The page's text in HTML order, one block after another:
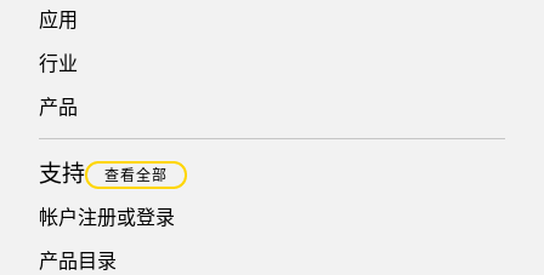
应用
行业
产品
支持 查看全部
帐户注册或登录
产品目录